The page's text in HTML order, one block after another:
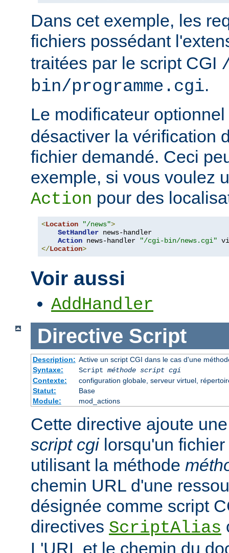
Dans cet exemple, les
fichiers possédant
traitées par le script CGI
bin/programme.cgi.
Le modificateur optionnel
désactiver la vérification
fichier demandé. Ceci
exemple, si vous voulez
Action pour des
<Location "/news">
SetHandler news-handler
Action news-handler
"/cgi-bin/news.cgi"
</Location>
Voir aussi
AddHandler
Directive Script
Description: Active un script CGI dans le cas d'une
Syntaxe:
Script méthode script cgi
Contexte:
configuration globale, serveur virtuel,
Statut:
Base
Module:
mod_actions
Cette directive ajoute
script cgilorsqu'un fichier
utilisant la méthode
chemin URL d'une
désignée comme script
directives ScriptAlias
L'URL et le chemin du